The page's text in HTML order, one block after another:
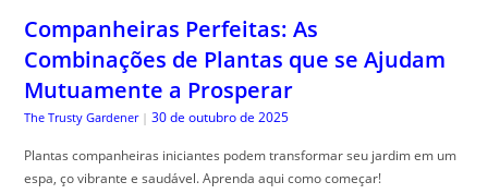
Companheiras Perfeitas: As
Combinações de Plantas que se Ajudam
Mutuamente a Prosperar
The Trusty Gardener | 30 de outubro de 2025
Plantas companheiras iniciantes podem transformar seu jardim em um
espa, ço vibrante e saudável. Aprenda aqui como começar!